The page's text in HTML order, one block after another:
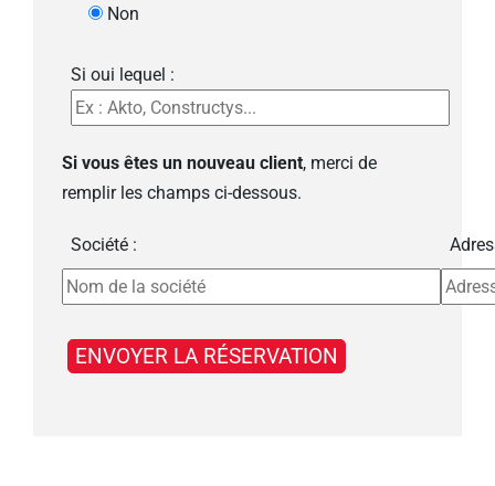
Non
Si oui lequel :
Si vous êtes un nouveau client, merci de
remplir les champs ci-dessous.
Société :